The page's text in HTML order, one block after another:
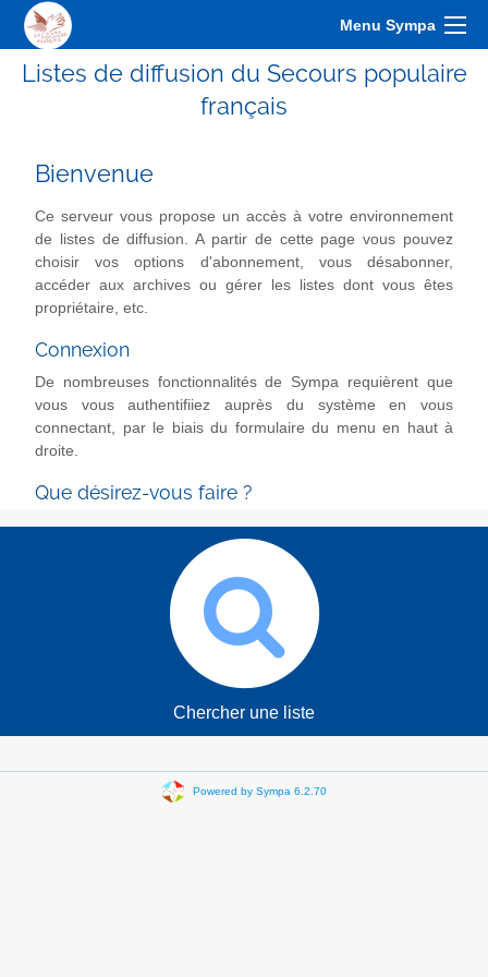
Menu Sympa
Listes de diffusion du Secours populaire
français
Bienvenue
Ce serveur vous propose un accès à votre environnement
de listes de diffusion. A partir de cette page vous pouvez
choisir vos options d'abonnement, vous désabonner,
accéder aux archives ou gérer les listes dont vous êtes
propriétaire, etc.
Connexion
De nombreuses fonctionnalités de Sympa requièrent que
vous vous authentifiiez auprès du système en vous
connectant, par le biais du formulaire du menu en haut à
droite.
Que désirez-vous faire ?
Chercher une liste
Powered by Sympa 6.2.70